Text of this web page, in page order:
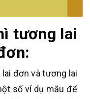
tương lai
đơn và tương lai
số ví dụ mẫu để